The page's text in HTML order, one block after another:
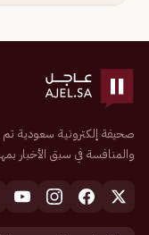
والمنافسة في سبق الأخبار